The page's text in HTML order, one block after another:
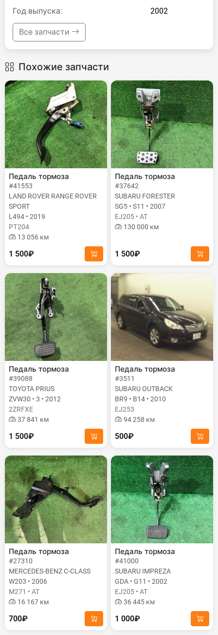
Год выпуска:
2002
Все запчасти
Похожие запчасти
Педаль тормоза
#41553
LAND ROVER RANGE ROVER
SPORT
L494 • 2019
PТ204
13 056 км
1 500₽
Педаль тормоза
#37642
SUBARU FORESTER
SG5 • S11 • 2007
EJ205 • AT
130 000 км
1 500₽
Педаль тормоза
#39088
TOYOTA PRIUS
ZVW30 • 3 • 2012
2ZRFXE
37 841 км
1 500₽
Педаль тормоза
#3511
SUBARU OUTBACK
BR9 • B14 • 2010
EJ253
94 258 км
500₽
Педаль тормоза
#27310
MERCEDES-BENZ C-CLASS
W203 • 2006
M271 • AT
16 167 км
700₽
Педаль тормоза
#41000
SUBARU IMPREZA
GDA • G11 • 2002
EJ205 • AT
36 445 км
1 000₽